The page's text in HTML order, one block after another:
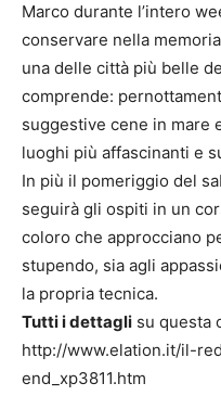
Marco durante l’intero
conservare nella
una delle città più belle
comprende:
suggestive cene in mare
luoghi più affascinanti e
In più il pomeriggio del
seguirà gli ospiti in un
coloro che approcciano
stupendo, sia agli
la propria tecnica.
Tutti i dettagli su questa
http://www.elation.it/il-
end_xp3811.htm